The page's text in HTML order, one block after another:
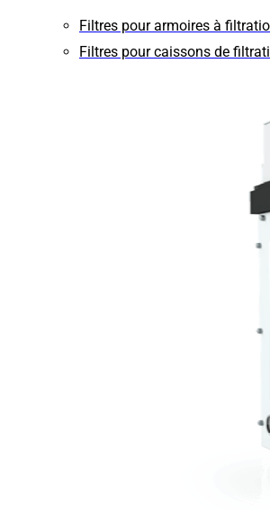
Filtres pour armoires à
Filtres pour caissons de